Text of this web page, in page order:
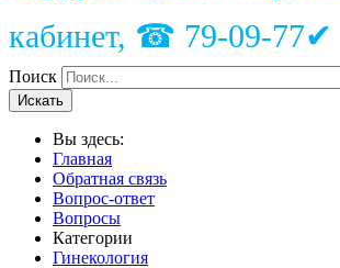
кабинет, ☎ 79-09-77✔
Поиск
Искать
Вы здесь:
Главная
Обратная связь
Вопрос-ответ
Вопросы
Категории
Гинекология